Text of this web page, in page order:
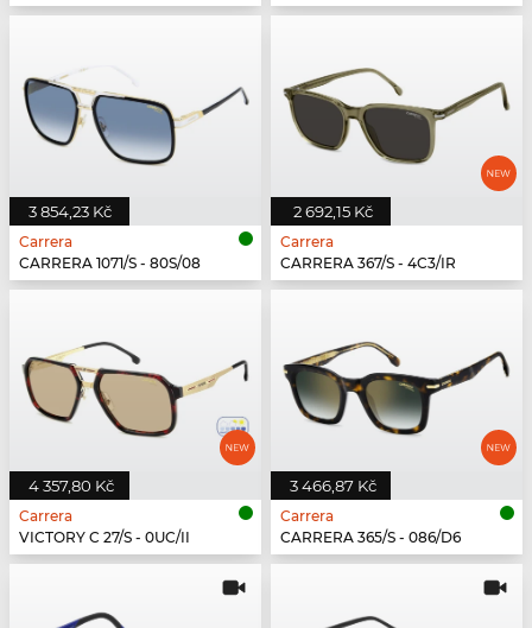
3 854,23 Kč
Carrera
CARRERA 1071/S - 80S/08
2 692,15 Kč
Carrera
CARRERA 367/S - 4C3/IR
4 357,80 Kč
Carrera
VICTORY C 27/S - 0UC/II
3 466,87 Kč
Carrera
CARRERA 365/S - 086/D6